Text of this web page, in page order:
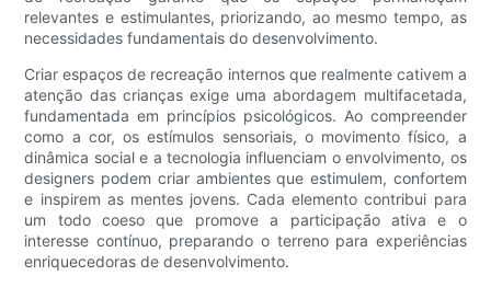
relevantes e estimulantes, priorizando, ao mesmo tempo, as
necessidades fundamentais do desenvolvimento.
Criar espaços de recreação internos que realmente cativem a
atenção das crianças exige uma abordagem multifacetada,
fundamentada em princípios psicológicos. Ao compreender
como a cor, os estímulos sensoriais, o movimento físico, a
dinâmica social e a tecnologia influenciam o envolvimento, os
designers podem criar ambientes que estimulem, confortem
e inspirem as mentes jovens. Cada elemento contribui para
um todo coeso que promove a participação ativa e o
interesse contínuo, preparando o terreno para experiências
enriquecedoras de desenvolvimento.